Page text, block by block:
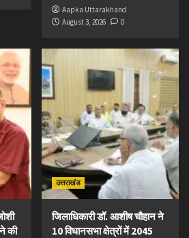
Aapka Uttarakhand
August 3, 2026
0
की
उत्तराखंड
जिलाधिकारी डॉ. आशीष चौहान ने
10 विधानसभा क्षेत्रों में 2045